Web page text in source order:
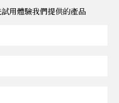
用體驗我們提供的產品